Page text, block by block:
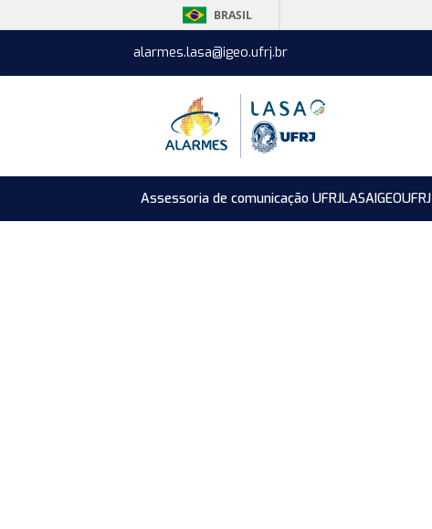
BRASIL
alarmes.lasa@igeo.ufrj.br
Assessoria de comunicação UFRJLASAIGEOUFRJ